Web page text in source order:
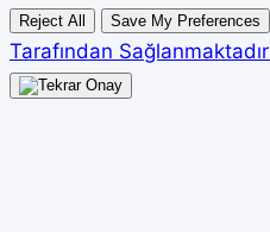
Reject All Save My Preferences
Tarafından Sağlanmaktadır